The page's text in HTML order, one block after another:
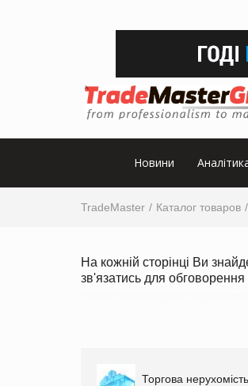
Новини
TradeMaster Каталог товаров
На кожній сторінці Ви
зв'язатись для
Торгова нерухомість